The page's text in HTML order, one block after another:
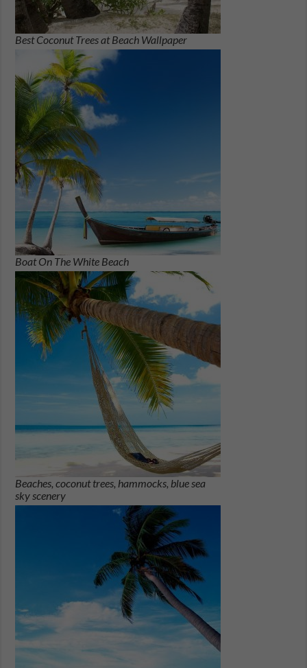
Best Coconut Trees at Beach Wallpaper
Boat On The White Beach
Beaches, coconut trees, hammocks, blue sea
sky scenery